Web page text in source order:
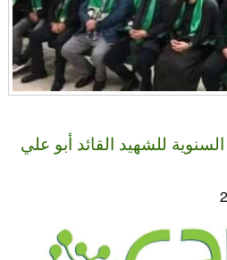
للشهيد القائد أبو علي